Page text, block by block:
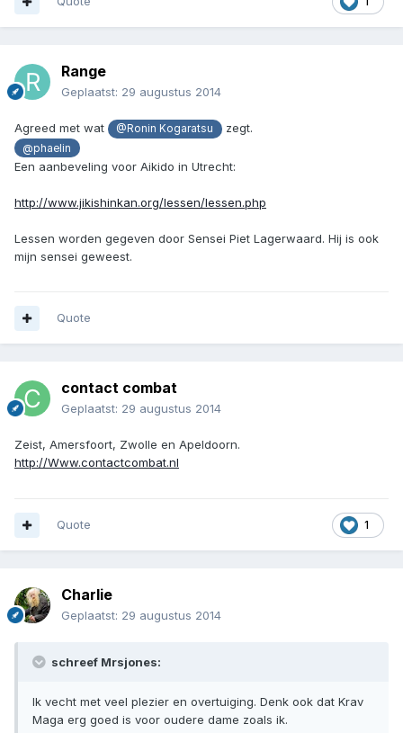
Range
Geplaatst: 29 augustus 2014
Agreed met wat @Ronin Kogaratsu zegt.
@phaelin
Een aanbeveling voor Aikido in Utrecht:
http://www.jikishinkan.org/lessen/lessen.php
Lessen worden gegeven door Sensei Piet Lagerwaard. Hij is ook
mijn sensei geweest.
Quote
contact combat
Geplaatst: 29 augustus 2014
Zeist, Amersfoort, Zwolle en Apeldoorn.
http://Www.contactcombat.nl
1
Quote
Charlie
Geplaatst: 29 augustus 2014
schreef Mrsjones:
Ik vecht met veel plezier en overtuiging. Denk ook dat Krav
Maga erg goed is voor oudere dame zoals ik.